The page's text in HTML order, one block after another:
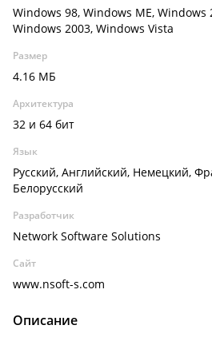
Windows 98, Windows ME, Windows
Windows 2003, Windows Vista
Размер
4.16 МБ
Архитектура
32 и 64 бит
Язык
Русский, Английский, Немецкий,
Белорусский
Разработчик
Network Software Solutions
Сайт
www.nsoft-s.com
Описание